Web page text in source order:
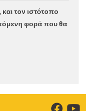
τον ιστότοπο
φορά που θα